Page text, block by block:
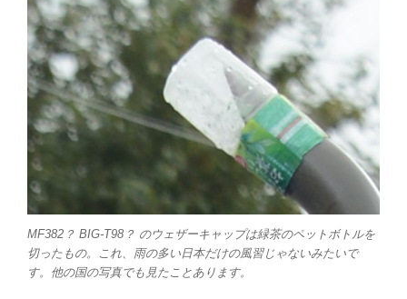
MF382？ BIG-T98？ のウェザーキャップは緑茶のペットボトルを
切ったもの。これ、雨の多い日本だけの風習じゃないみたいで
す。他の国の写真でも見たことあります。